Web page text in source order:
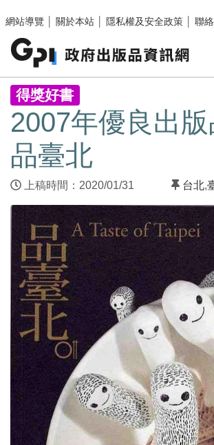
網站導覽
關於本站 隱私權及安全政策 聯
:::
得獎好書
2007年優良出
品臺北
上稿時間：2020/01/31 台北,